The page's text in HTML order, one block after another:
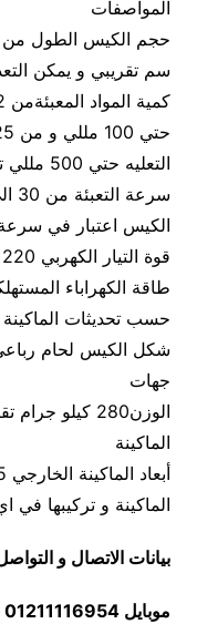
المواصفات
سم تقريبي و يمكن
التعليه حتي 500 مللي تقريبي
الكيس اعتبار في سرعة
قوة التيار الكهربي 220 فولت
حسب تحديثات الماكينة
شكل الكيس لحام
جهات
الوزن280
الماكينة
الماكينة و تركيبها في
بيانات الاتصال و